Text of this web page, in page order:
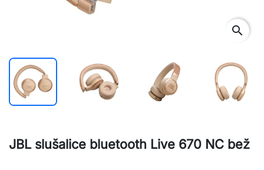
search
JBL slušalice bluetooth Live 670 NC bež